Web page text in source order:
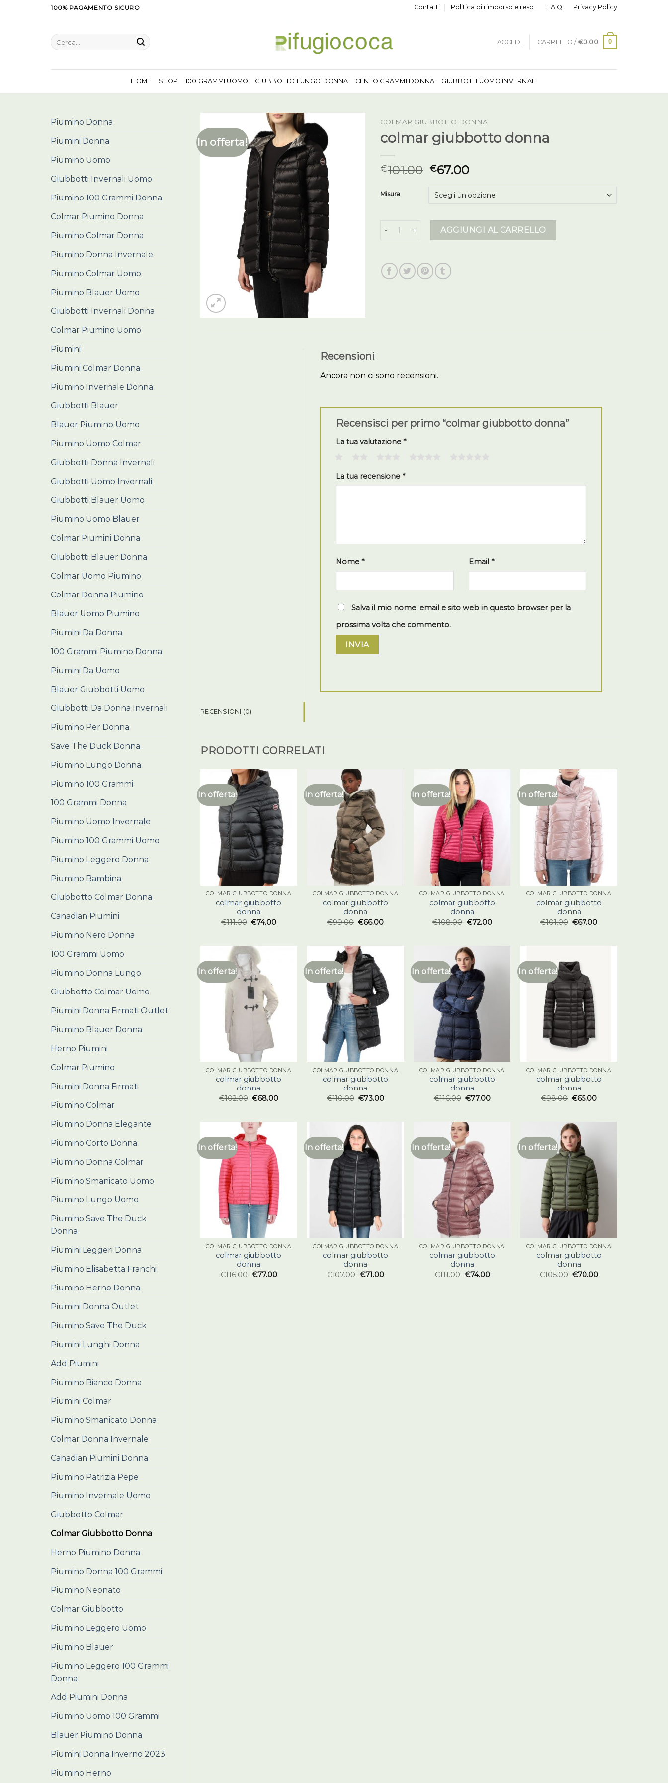
100% PAGAMENTO SICURO Contatti Politica di rimborso e reso F.A.Q Privacy Policy
Cerca:
ACCEDI CARRELLO / €0.00 0
HOME SHOP 100 GRAMMI UOMO GIUBBOTTO LUNGO DONNA CENTO GRAMMI DONNA GIUBBOTTI UOMO INVERNALI
Piumino Donna
Piumini Donna
Piumino Uomo
Giubbotti Invernali Uomo
Piumino 100 Grammi Donna
Colmar Piumino Donna
Piumino Colmar Donna
Piumino Donna Invernale
Piumino Colmar Uomo
Piumino Blauer Uomo
Giubbotti Invernali Donna
Colmar Piumino Uomo
Piumini
Piumini Colmar Donna
Piumino Invernale Donna
Giubbotti Blauer
Blauer Piumino Uomo
Piumino Uomo Colmar
Giubbotti Donna Invernali
Giubbotti Uomo Invernali
Giubbotti Blauer Uomo
Piumino Uomo Blauer
Colmar Piumini Donna
Giubbotti Blauer Donna
Colmar Uomo Piumino
Colmar Donna Piumino
Blauer Uomo Piumino
Piumini Da Donna
100 Grammi Piumino Donna
Piumini Da Uomo
Blauer Giubbotti Uomo
Giubbotti Da Donna Invernali
Piumino Per Donna
Save The Duck Donna
Piumino Lungo Donna
Piumino 100 Grammi
100 Grammi Donna
Piumino Uomo Invernale
Piumino 100 Grammi Uomo
Piumino Leggero Donna
Piumino Bambina
Giubbotto Colmar Donna
Canadian Piumini
Piumino Nero Donna
100 Grammi Uomo
Piumino Donna Lungo
Giubbotto Colmar Uomo
Piumini Donna Firmati Outlet
Piumino Blauer Donna
Herno Piumini
Colmar Piumino
Piumini Donna Firmati
Piumino Colmar
Piumino Donna Elegante
Piumino Corto Donna
Piumino Donna Colmar
Piumino Smanicato Uomo
Piumino Lungo Uomo
Piumino Save The Duck
Donna
Piumini Leggeri Donna
Piumino Elisabetta Franchi
Piumino Herno Donna
Piumini Donna Outlet
Piumino Save The Duck
Piumini Lunghi Donna
Add Piumini
Piumino Bianco Donna
Piumini Colmar
Piumino Smanicato Donna
Colmar Donna Invernale
Canadian Piumini Donna
Piumino Patrizia Pepe
Piumino Invernale Uomo
Giubbotto Colmar
Colmar Giubbotto Donna
Herno Piumino Donna
Piumino Donna 100 Grammi
Piumino Neonato
Colmar Giubbotto
Piumino Leggero Uomo
Piumino Blauer
Piumino Leggero 100 Grammi
Donna
Add Piumini Donna
Piumino Uomo 100 Grammi
Blauer Piumino Donna
Piumini Donna Inverno 2023
Piumino Herno
In offerta!
COLMAR GIUBBOTTO DONNA
colmar giubbotto donna
€101.00 €67.00
Misura
colmar giubbotto donna quantità
AGGIUNGI AL CARRELLO
RECENSIONI (0)
Recensioni
Ancora non ci sono recensioni.
Recensisci per primo “colmar giubbotto donna”
La tua valutazione *
La tua recensione *
Nome * Email *
Salva il mio nome, email e sito web in questo browser per la
prossima volta che commento.
PRODOTTI CORRELATI
In offerta!
COLMAR GIUBBOTTO DONNA
colmar giubbotto
donna
€111.00 €74.00
In offerta!
COLMAR GIUBBOTTO DONNA
colmar giubbotto
donna
€99.00 €66.00
In offerta!
COLMAR GIUBBOTTO DONNA
colmar giubbotto
donna
€108.00 €72.00
In offerta!
COLMAR GIUBBOTTO DONNA
colmar giubbotto
donna
€101.00 €67.00
In offerta!
COLMAR GIUBBOTTO DONNA
colmar giubbotto
donna
€102.00 €68.00
In offerta!
COLMAR GIUBBOTTO DONNA
colmar giubbotto
donna
€110.00 €73.00
In offerta!
COLMAR GIUBBOTTO DONNA
colmar giubbotto
donna
€116.00 €77.00
In offerta!
COLMAR GIUBBOTTO DONNA
colmar giubbotto
donna
€98.00 €65.00
In offerta!
COLMAR GIUBBOTTO DONNA
colmar giubbotto
donna
€116.00 €77.00
In offerta!
COLMAR GIUBBOTTO DONNA
colmar giubbotto
donna
€107.00 €71.00
In offerta!
COLMAR GIUBBOTTO DONNA
colmar giubbotto
donna
€111.00 €74.00
In offerta!
COLMAR GIUBBOTTO DONNA
colmar giubbotto
donna
€105.00 €70.00